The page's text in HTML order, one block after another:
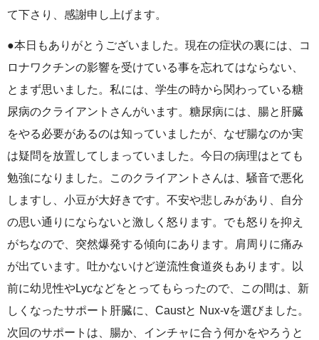
て下さり、感謝申し上げます。
●本日もありがとうございました。現在の症状の裏には、コ
ロナワクチンの影響を受けている事を忘れてはならない、
とまず思いました。私には、学生の時から関わっている糖
尿病のクライアントさんがいます。糖尿病には、腸と肝臓
をやる必要があるのは知っていましたが、なぜ腸なのか実
は疑問を放置してしまっていました。今日の病理はとても
勉強になりました。このクライアントさんは、騒音で悪化
しますし、小豆が大好きです。不安や悲しみがあり、自分
の思い通りにならないと激しく怒ります。でも怒りを抑え
がちなので、突然爆発する傾向にあります。肩周りに痛み
が出ています。吐かないけど逆流性食道炎もあります。以
前に幼児性やLycなどをとってもらったので、この間は、新
しくなったサポート肝臓に、Caustと Nux-vを選びました。
次回のサポートは、腸か、インチャに合う何かをやろうと